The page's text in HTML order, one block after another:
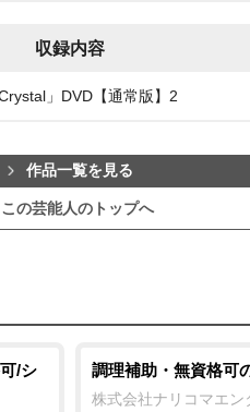
収録内容
」DVD【通常版】2
作品一覧を見る
この芸能人のトップへ
/シ 調理補助・無資格可
株式会社ナリコマエ